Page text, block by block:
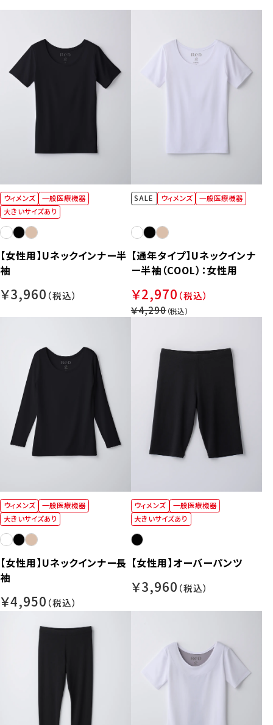
ウィメンズ
一般医療機器
大きいサイズあり
【女性用】Uネックインナー半
袖
￥3,960
SALE ウィメンズ 一般医療機器
【通年タイプ】Uネックインナ
ー半袖（COOL）：女性用
￥2,970
￥4,290
ウィメンズ
一般医療機器
大きいサイズあり
【女性用】Uネックインナー長
袖
￥4,950
ウィメンズ
一般医療機器
大きいサイズあり
【女性用】オーバーパンツ
￥3,960